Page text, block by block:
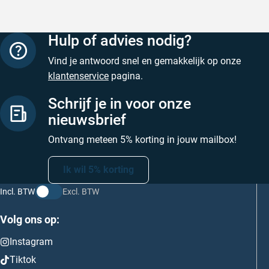
Hulp of advies nodig?
Vind je antwoord snel en gemakkelijk op onze
klantenservice pagina.
Schrijf je in voor onze
nieuwsbrief
Ontvang meteen 5% korting in jouw mailbox!
Ik wil 5% korting
Incl. BTW Excl. BTW
Volg ons op:
Instagram
Tiktok